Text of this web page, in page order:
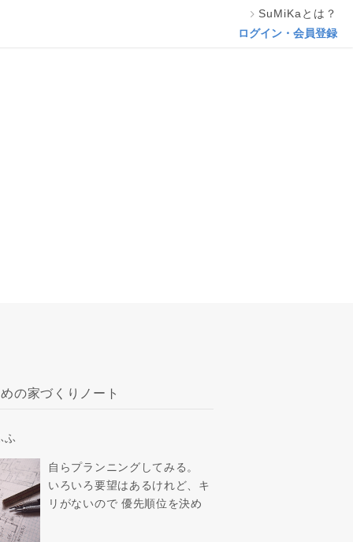
SuMiKaとは？
ログイン・会員登録
の家づくりノート
ふ
自らプランニングしてみる。
いろいろ要望はあるけれど、キ
リがないので 優先順位を決め